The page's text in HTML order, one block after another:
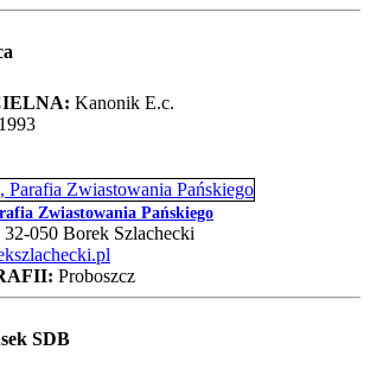
Kanonik E.c.
1993
Zwiastowania Pańskiego
050 Borek Szlachecki
Proboszcz
SDB